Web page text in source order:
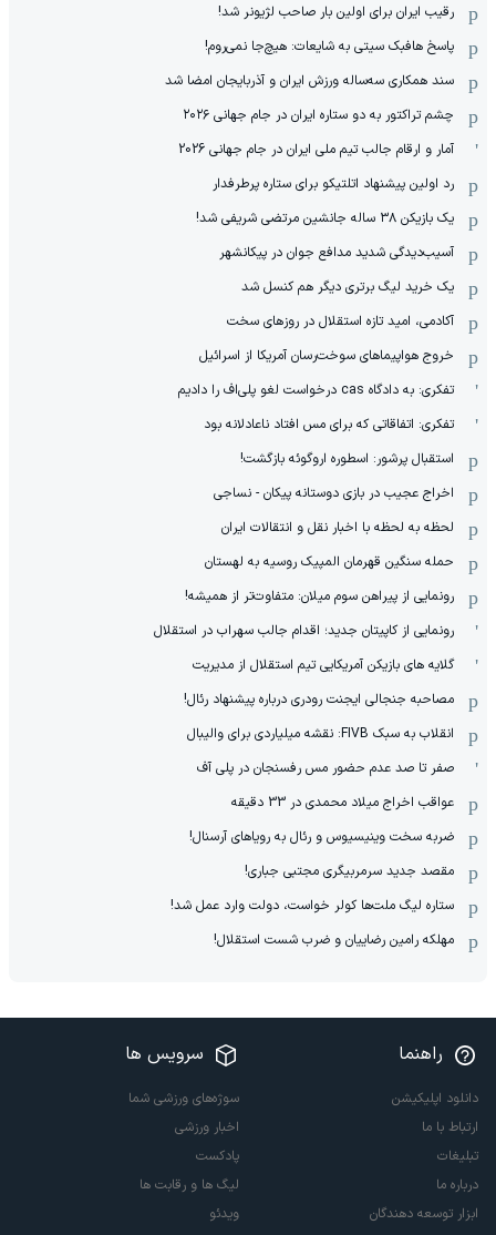
رقیب ایران برای اولین بار صاحب لژیونر شد!
پاسخ هافبک سیتی به شایعات: هیچ‌جا نمی‌روم!
سند همکاری سه‌ساله‌ ‌ورزش ایران و آذربایجان امضا شد
چشم تراکتور به دو ستاره ایران در جام جهانی ۲۰۲۶
آمار و ارقام جالب تیم ملی ایران در جام جهانی 2026
رد اولین پیشنهاد اتلتیکو برای ستاره پرطرفدار
یک بازیکن ۳۸ ساله جانشین مرتضی شریفی شد!
آسیب‌دیدگی شدید مدافع جوان در پیکانشهر
یک خرید لیگ برتری دیگر هم کنسل شد
آکادمی، امید تازه استقلال در روزهای سخت
خروج هواپیماهای سوخت‌رسان آمریکا از اسرائیل
تفکری: به دادگاه cas درخواست لغو پلی‌اف را دادیم
تفکری: اتفاقاتی که برای مس افتاد ناعادلانه بود
استقبال پرشور: اسطوره اروگوئه بازگشت!
اخراج عجیب در بازی دوستانه پیکان - نساجی
لحظه به لحظه با اخبار نقل و انتقالات ایران
حمله سنگین قهرمان المپیک روسیه به لهستان
رونمایی از پیراهن سوم میلان: متفاوت‌تر از همیشه!
رونمایی از کاپیتان جدید؛ اقدام جالب سهراب در استقلال
گلایه های بازیکن آمریکایی تیم استقلال از مدیریت
مصاحبه جنجالی ایجنت رودری درباره پیشنهاد رئال!
انقلاب به سبک FIVB: نقشه میلیاردی برای والیبال
صفر تا صد عدم حضور مس رفسنجان در پلی آف
عواقب اخراج میلاد محمدی در 33 دقیقه
ضربه سخت وینیسیوس و رئال به رویاهای آرسنال!
مقصد جدید سرمربیگری مجتبی جباری!
ستاره لیگ ملت‌ها کولر خواست، دولت وارد عمل شد!
مهلکه رامین رضاییان و ضرب شست استقلال!
راهنما
دانلود اپلیکیشن
ارتباط با ما
تبلیغات
درباره ما
ابزار توسعه دهندگان
سرویس ها
سوژه‌های ورزشی شما
اخبار ورزشی
پادکست
لیگ ها و رقابت ها
ویدئو